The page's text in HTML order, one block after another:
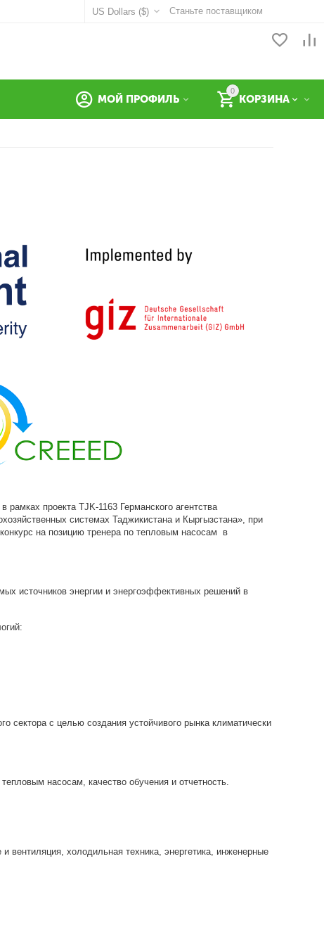
Станьте поставщиком
US Dollars ($)
0
КОРЗИНА
МОЙ ПРОФИЛЬ
рамках проекта TJK-1163 Германского агентства
системах Таджикистана и Кыргызстана», при
на позицию тренера по тепловым насосам в
источников энергии и энергоэффективных решений в
сектора с целью создания устойчивого рынка климатически
насосам, качество обучения и отчетность.
вентиляция, холодильная техника, энергетика, инженерные